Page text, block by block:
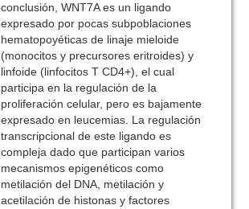
conclusión, WNT7A es un ligando
expresado por pocas subpoblaciones
hematopoyéticas de linaje mieloide
(monocitos y precursores eritroides) y
linfoide (linfocitos T CD4+), el cual
participa en la regulación de la
proliferación celular, pero es bajamente
expresado en leucemias. La regulación
transcripcional de este ligando es
compleja dado que participan varios
mecanismos epigenéticos como
metilación del DNA, metilación y
acetilación de histonas y factores